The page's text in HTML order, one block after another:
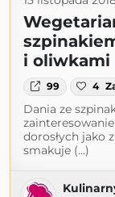
i oliwkami
99 4
Dania ze
dorosłych jako
smakuje (...)